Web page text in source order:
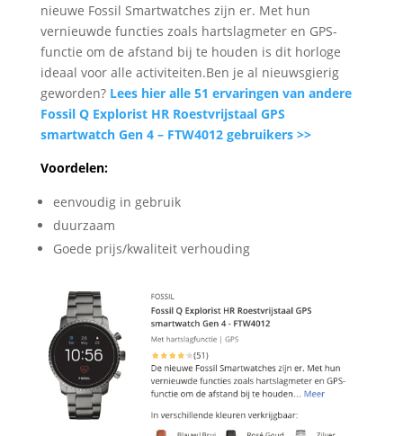
nieuwe Fossil Smartwatches zijn er. Met hun
vernieuwde functies zoals hartslagmeter en GPS-
functie om de afstand bij te houden is dit horloge
ideaal voor alle activiteiten.Ben je al nieuwsgierig
geworden? Lees hier alle 51 ervaringen van andere
Fossil Q Explorist HR Roestvrijstaal GPS
smartwatch Gen 4 – FTW4012 gebruikers >>
Voordelen:
eenvoudig in gebruik
duurzaam
Goede prijs/kwaliteit verhouding